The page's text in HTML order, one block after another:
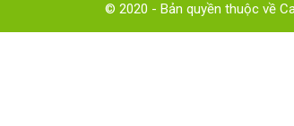
© 2020 - Bản quyền thuộc về